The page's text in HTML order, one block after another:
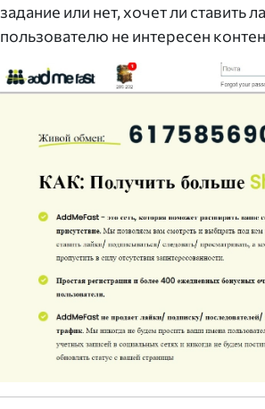
задание или нет, хочет ли ставить
пользователю не интересен